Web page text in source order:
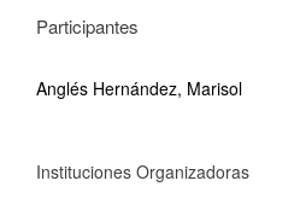
Participantes
Anglés Hernández, Marisol
Instituciones Organizadoras